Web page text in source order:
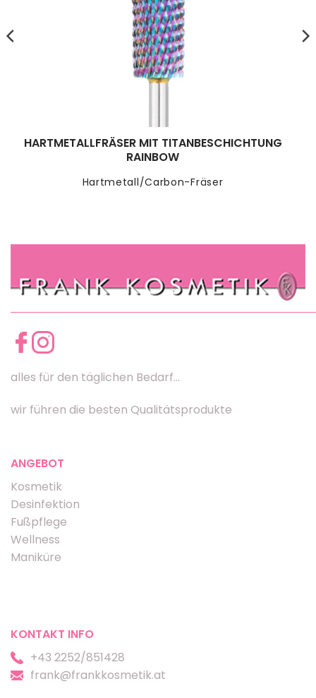
Hartmetall/Carbon-Fräser
HARTMETALLFRÄSER MIT TITANBESCHICHTUNG
RAINBOW
alles für den täglichen Bedarf...
wir führen die besten Qualitätsprodukte
ANGEBOT
Kosmetik
Desinfektion
Fußpflege
Wellness
Maniküre
KONTAKT INFO
+43 2252/851428
frank@frankkosmetik.at